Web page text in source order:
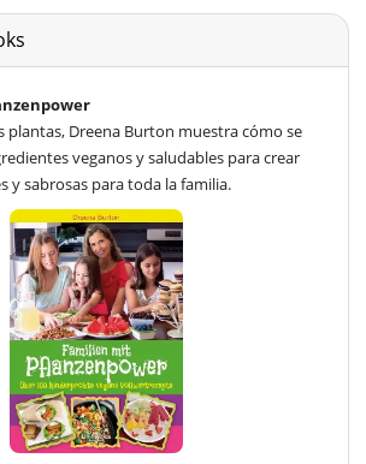
plantas, Dreena Burton muestra cómo se
veganos y saludables para crear
y sabrosas para toda la familia.